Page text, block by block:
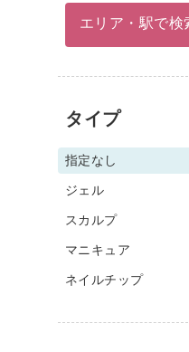
エリア・駅で検
タイプ
指定なし
ジェル
スカルプ
マニキュア
ネイルチップ